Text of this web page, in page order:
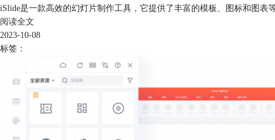
iSlide是一款高效的幻灯片制作工具，它提供了丰富的模板、图标和图表
阅读全文
2023-10-08
标签：